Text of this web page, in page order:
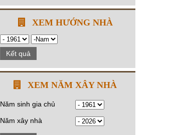
XEM HƯỚNG NHÀ
Kết quả
XEM NĂM XÂY NHÀ
Năm sinh gia chủ
Năm xây nhà